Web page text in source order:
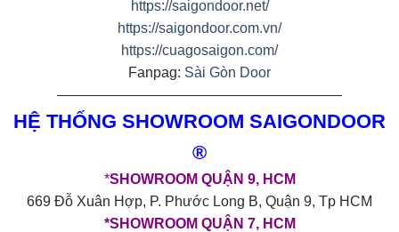
https://saigondoor.net/
https://saigondoor.com.vn/
https://cuagosaigon.com/
Fanpag: Sài Gòn Door
————————————————————
HỆ THỐNG SHOWROOM SAIGONDOOR
®
*SHOWROOM QUẬN 9, HCM
669 Đỗ Xuân Hợp, P. Phước Long B, Quận 9, Tp HCM
*SHOWROOM QUẬN 7, HCM